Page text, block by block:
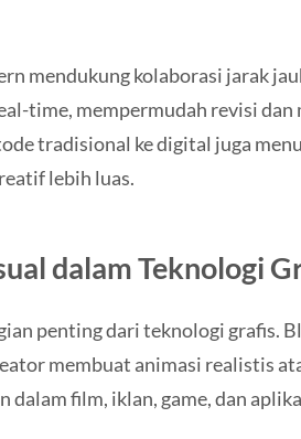
mendukung kolaborasi jarak
time, mempermudah revisi dan
tradisional ke digital juga
lebih luas.
dalam Teknologi
penting dari teknologi grafis.
membuat animasi realistis
film, iklan, game, dan